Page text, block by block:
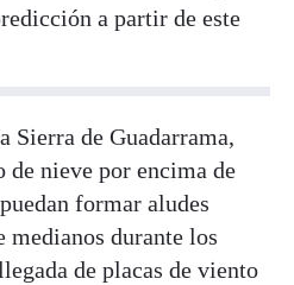
a partir de este
Sierra de Guadarrama,
de nieve por encima de
formar aludes
medianos durante los
de placas de viento